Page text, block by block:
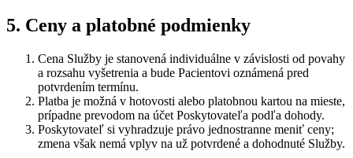
5. Ceny a platobné podmienky
Cena Služby je stanovená individuálne v závislosti od povahy
a rozsahu vyšetrenia a bude Pacientovi oznámená pred
potvrdením termínu.
Platba je možná v hotovosti alebo platobnou kartou na mieste,
prípadne prevodom na účet Poskytovateľa podľa dohody.
Poskytovateľ si vyhradzuje právo jednostranne meniť ceny;
zmena však nemá vplyv na už potvrdené a dohodnuté Služby.